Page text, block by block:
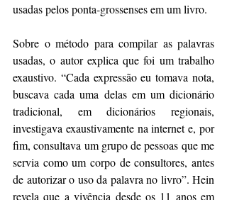
usadas pelos ponta-grossenses em um livro.
Sobre o método para compilar as palavras
usadas, o autor explica que foi um trabalho
exaustivo. “Cada expressão eu tomava nota,
buscava cada uma delas em um dicionário
tradicional, em dicionários regionais,
investigava exaustivamente na internet e, por
fim, consultava um grupo de pessoas que me
servia como um corpo de consultores, antes
de autorizar o uso da palavra no livro”. Hein
revela que a vivência desde os 11 anos em